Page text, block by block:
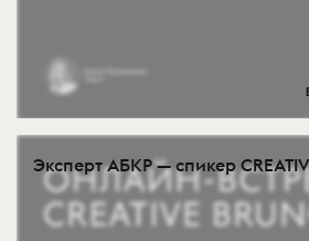
Эксперт АБКР — спикер